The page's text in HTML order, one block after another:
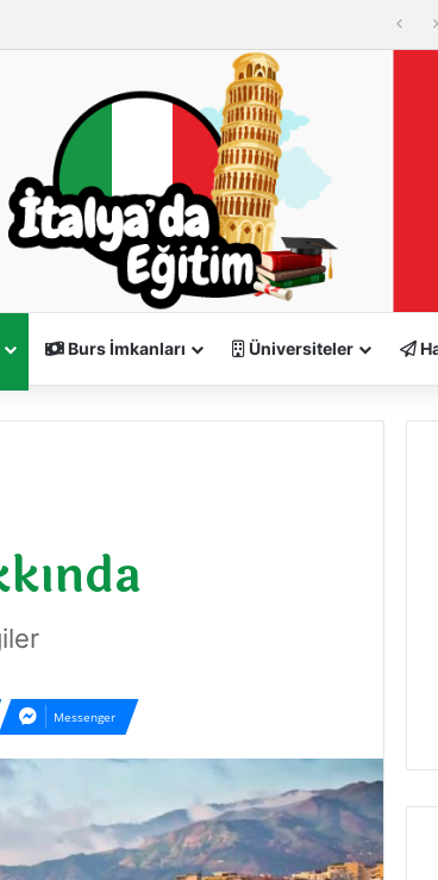
(Università degli Studi del MOLISE)
Burs İmkanları Üniversiteler
Messenger